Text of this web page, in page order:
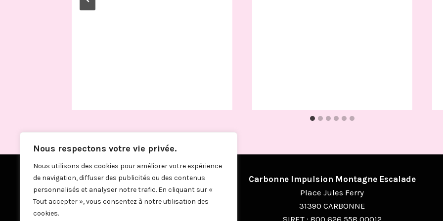
Nous respectons votre vie privée.
Nous utilisons des cookies pour améliorer votre expérience
de navigation, diffuser des publicités ou des contenus
personnalisés et analyser notre trafic. En cliquant sur «
Tout accepter », vous consentez à notre utilisation des
cookies.
Carbonne Impulsion Montagne Escalade
Place Jules Ferry
31390 CARBONNE
SIRET : 800 626 558 00012